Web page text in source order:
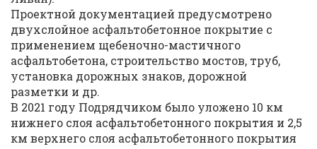
Проектной документацией предусмотрено
двухслойное асфальтобетонное покрытие с
применением щебеночно-мастичного
асфальтобетона, строительство мостов, труб,
установка дорожных знаков, дорожной
разметки и др.
В 2021 году Подрядчиком было уложено 10 км
нижнего слоя асфальтобетонного покрытия и 2,5
км верхнего слоя асфальтобетонного покрытия